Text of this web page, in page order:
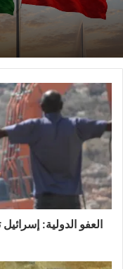
وأضاف البيان:
في الخليج العربي
مضيق هرمز يعد
العفو الدولية: